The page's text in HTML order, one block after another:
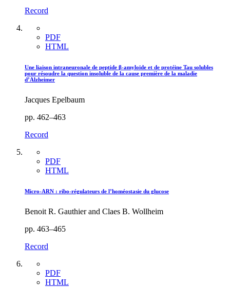
Record
PDF
HTML
Une liaison intraneuronale de peptide β-amyloïde et de protéine Tau solubles
pour résoudre la question insoluble de la cause première de la maladie
d’Alzheimer
Jacques Epelbaum
pp. 462–463
Record
PDF
HTML
Micro-ARN : ribo-régulateurs de l’homéostasie du glucose
Benoit R. Gauthier and Claes B. Wollheim
pp. 463–465
Record
PDF
HTML